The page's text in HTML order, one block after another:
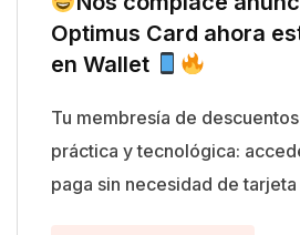
Optimus Card ahora
en Wallet
Tu membresía de
práctica y tecnológica:
paga sin necesidad de tarjeta